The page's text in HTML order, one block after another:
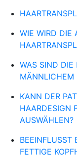
WIE WIRD DIE
WAS SIND DIE
MÄNNLICHEM
KANN DER
HAARDESIGN
AUSWÄHLEN?
BEEINFLUSST
FETTIGE